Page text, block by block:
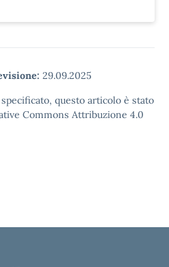
29.09.2025
questo articolo è stato
Commons Attribuzione 4.0